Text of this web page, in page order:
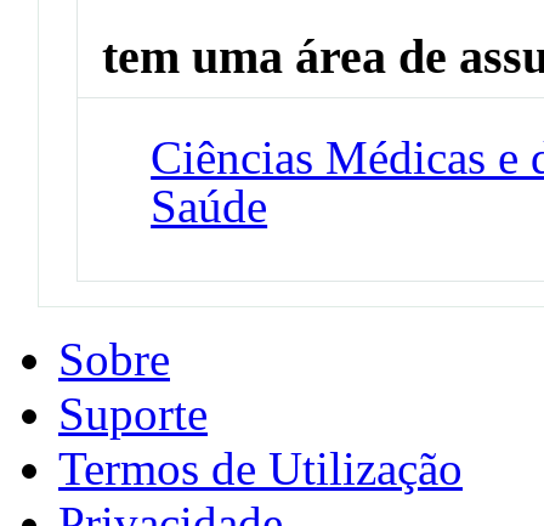
tem uma área de
Ciências Médicas e
Saúde
Sobre
Suporte
Termos de Utilização